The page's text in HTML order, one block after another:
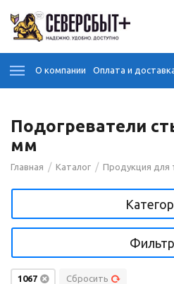
О компании Оплата и
Подогреватели
мм
Главная / Каталог / Продукция для
1067 Сбросить